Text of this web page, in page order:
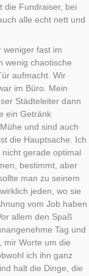
die Fundraiser, bei
alle echt nett und
weniger fast im
wenig chaotische
aufmacht. Wir
im Büro. Mein
Städteleiter dann
ein Getränk
und sind auch
die Hauptsache. Ich
gerade optimal
bestimmt, aber
man zu seinem
jeden, wo sie
vom Job haben
allem den Spaß
Tag und
mir Worte um die
ich ihn ganz
halt die Dinge, die